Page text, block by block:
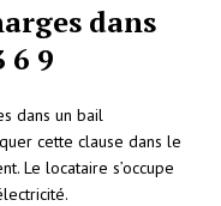
dans
6 9
dans un bail
cette clause dans le
Le locataire s’occupe